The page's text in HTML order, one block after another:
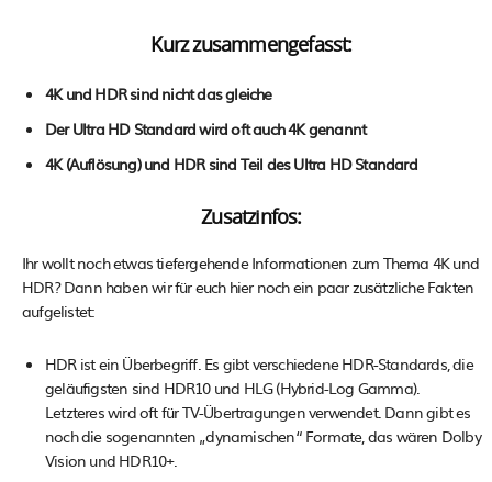
Kurz zusammengefasst:
4K und HDR sind nicht das gleiche
Der Ultra HD Standard wird oft auch 4K genannt
4K (Auflösung) und HDR sind Teil des Ultra HD Standard
Zusatzinfos:
Ihr wollt noch etwas tiefergehende Informationen zum Thema 4K und
HDR? Dann haben wir für euch hier noch ein paar zusätzliche Fakten
aufgelistet:
HDR ist ein Überbegriff. Es gibt verschiedene HDR-Standards, die
geläufigsten sind HDR10 und HLG (Hybrid-Log Gamma).
Letzteres wird oft für TV-Übertragungen verwendet. Dann gibt es
noch die sogenannten „dynamischen“ Formate, das wären Dolby
Vision und HDR10+.